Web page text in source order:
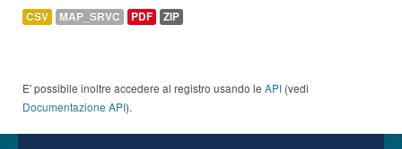
CSV MAP_SRVC PDF ZIP
E' possibile inoltre accedere al registro usando le API (vedi
Documentazione API).